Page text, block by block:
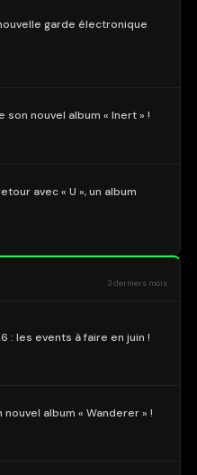
garde électronique
son nouvel album « Inert » !
avec « U », un album
3 derniers mois
: les events à faire en juin !
album « Wanderer » !